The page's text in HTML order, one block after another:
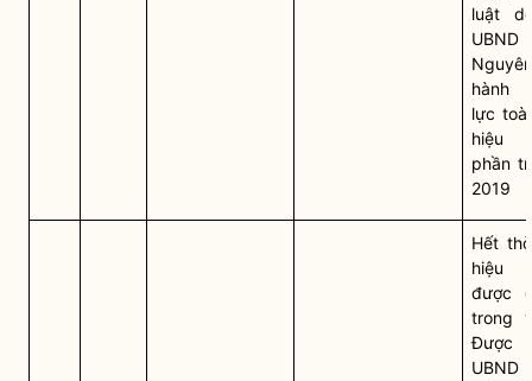
luật
UBND
hành
lực
hiệu
phần
2019
Hết
hiệu
được
trong
Được
UBND